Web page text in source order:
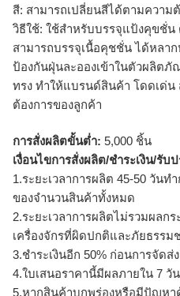
สี: สามารถเปลี่ยนสีได้ตามความ
วิธีใช้: ใช้สำหรับบรรจุแป้งคุขชั่น
สามารถบรรจุเนื้อคุชชั่น ได้หลา
ป้องกันฝุ่นละอองเข้าในตัวผลิต
ทรง ทำให้แบรนด์สินค้า โดดเด่น
ต้องการของลูกค้า
การสั่งผลิตขั้นต่ำ: 5,000 ชิ้น
เงื่อนไขการสั่งผลิต/ชำระเงิน/รับ
1.ระยะเวลาการผลิต 45-50 วันท
ของจำนวนสินค้าทั้งหมด
2.ระยะเวลาการผลิตไม่รวมผลก
เครื่องจักรที่ผิดปกติและภัยธรรม
3.ชำระเงินอีก 50% ก่อนการจัด
4.ใบเสนอราคานี้มีผลภายใน 7 วั
5.หากสินค้าบกพร่องหรือมีปัญห